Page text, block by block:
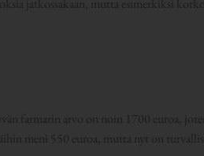
jatkossakaan, mutta esimerkiksi
farmarin arvo on noin 1700 euroa, joten
meni 550 euroa, mutta nyt on